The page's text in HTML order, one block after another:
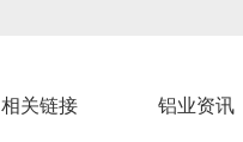
相关链接 铝业资讯